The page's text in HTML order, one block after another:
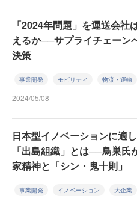
「2024年問題」を運送会社
えるか──サプライチェーン
決策
事業開発 モビリティ 物流・運輸
2024/05/08
日本型イノベーションに適
「出島組織」とは──鳥巣氏
家精神と「シン・鬼十則」
事業開発 イノベーション 大企業